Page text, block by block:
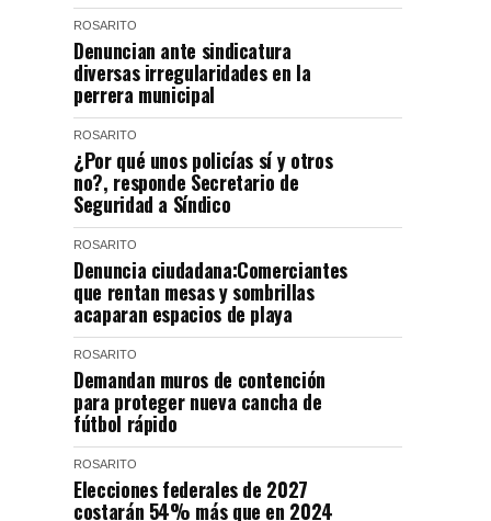
ROSARITO
Denuncian ante sindicatura
diversas irregularidades en la
perrera municipal
ROSARITO
¿Por qué unos policías sí y otros
no?, responde Secretario de
Seguridad a Síndico
ROSARITO
Denuncia ciudadana:Comerciantes
que rentan mesas y sombrillas
acaparan espacios de playa
ROSARITO
Demandan muros de contención
para proteger nueva cancha de
fútbol rápido
ROSARITO
Elecciones federales de 2027
costarán 54% más que en 2024